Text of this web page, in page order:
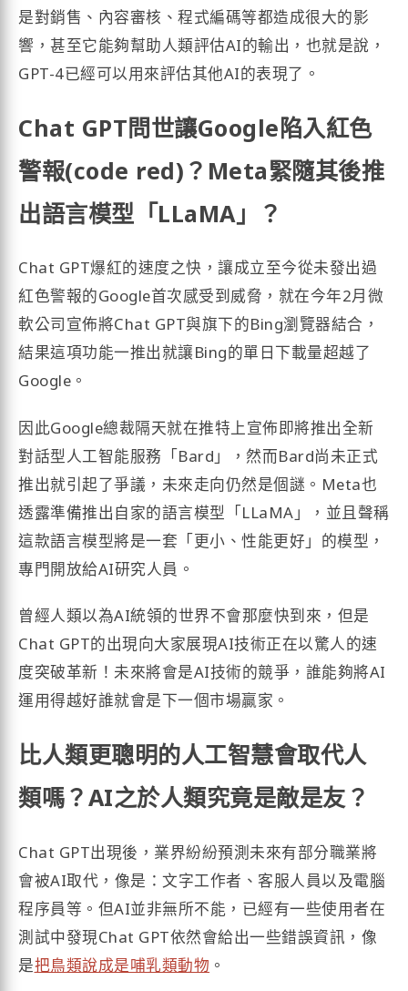
是對銷售、內容審核、程式編碼等都造成很大的影
響，甚至它能夠幫助人類評估AI的輸出，也就是說，
GPT-4已經可以用來評估其他AI的表現了。
Chat GPT問世讓Google陷入紅色
警報(code red)？Meta緊隨其後推
出語言模型「LLaMA」？
Chat GPT爆紅的速度之快，讓成立至今從未發出過
紅色警報的Google首次感受到威脅，就在今年2月微
軟公司宣佈將Chat GPT與旗下的Bing瀏覽器結合，
結果這項功能一推出就讓Bing的單日下載量超越了
Google。
因此Google總裁隔天就在推特上宣佈即將推出全新
對話型人工智能服務「Bard」，然而Bard尚未正式
推出就引起了爭議，未來走向仍然是個謎。Meta也
透露準備推出自家的語言模型「LLaMA」，並且聲稱
這款語言模型將是一套「更小、性能更好」的模型，
專門開放給AI研究人員。
曾經人類以為AI統領的世界不會那麼快到來，但是
Chat GPT的出現向大家展現AI技術正在以驚人的速
度突破革新！未來將會是AI技術的競爭，誰能夠將AI
運用得越好誰就會是下一個市場贏家。
比人類更聰明的人工智慧會取代人
類嗎？AI之於人類究竟是敵是友？
Chat GPT出現後，業界紛紛預測未來有部分職業將
會被AI取代，像是：文字工作者、客服人員以及電腦
程序員等。但AI並非無所不能，已經有一些使用者在
測試中發現Chat GPT依然會給出一些錯誤資訊，像
是把鳥類說成是哺乳類動物 。